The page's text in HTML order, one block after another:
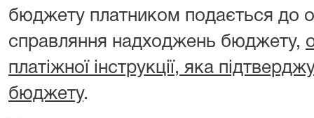
бюджету платником подається до
справляння надходжень бюджету,
платіжної інструкції, яка
бюджету.